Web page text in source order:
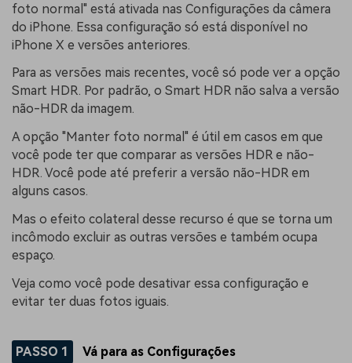
foto normal" está ativada nas Configurações da câmera
do iPhone. Essa configuração só está disponível no
iPhone X e versões anteriores.
Para as versões mais recentes, você só pode ver a opção
Smart HDR. Por padrão, o Smart HDR não salva a versão
não-HDR da imagem.
A opção "Manter foto normal" é útil em casos em que
você pode ter que comparar as versões HDR e não-
HDR. Você pode até preferir a versão não-HDR em
alguns casos.
Mas o efeito colateral desse recurso é que se torna um
incômodo excluir as outras versões e também ocupa
espaço.
Veja como você pode desativar essa configuração e
evitar ter duas fotos iguais.
PASSO 1 Vá para as Configurações